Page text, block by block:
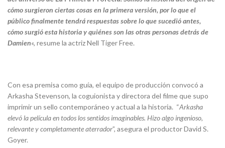
cómo surgieron ciertas cosas en la primera versión, por lo que el
público finalmente tendrá respuestas sobre lo que sucedió antes,
cómo surgió esta historia y quiénes son las otras personas detrás de
Damien«, resume la actriz Nell Tiger Free.
Con esa premisa como guía, el equipo de producción convocó a
Arkasha Stevenson, la coguionista y directora del filme que supo
imprimir un sello contemporáneo y actual a la historia. “Arkasha
elevó la película en todos los sentidos imaginables. Hizo algo ingenioso,
relevante y completamente aterrador”, asegura el productor David S.
Goyer.